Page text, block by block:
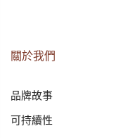
關於我們
品牌故事
可持續性